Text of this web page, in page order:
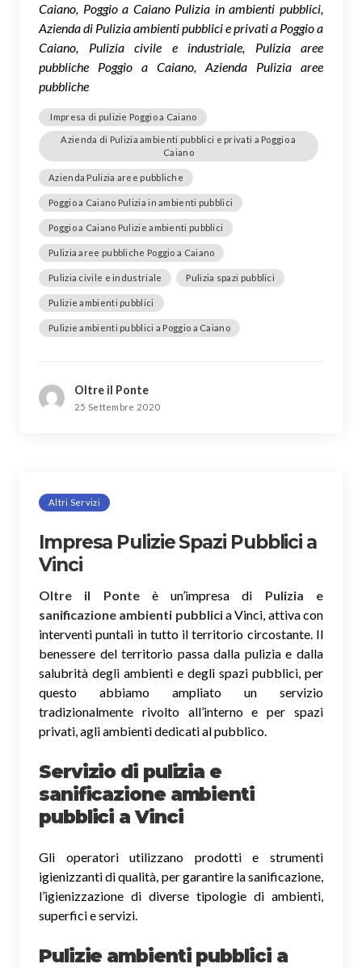
Caiano, Poggio a Caiano Pulizia in ambienti pubblici,
Azienda di Pulizia ambienti pubblici e privati a Poggio a
Caiano, Pulizia civile e industriale, Pulizia aree
pubbliche Poggio a Caiano, Azienda Pulizia aree
pubbliche
Impresa di pulizie Poggio a Caiano
Azienda di Pulizia ambienti pubblici e privati a Poggio a
Caiano
Azienda Pulizia aree pubbliche
Poggio a Caiano Pulizia in ambienti pubblici
Poggio a Caiano Pulizie ambienti pubblici
Pulizia aree pubbliche Poggio a Caiano
Pulizia civile e industriale Pulizia spazi pubblici
Pulizie ambienti pubblici
Pulizie ambienti pubblici a Poggio a Caiano
Oltre il Ponte
25 Settembre 2020
Altri Servizi
Impresa Pulizie Spazi Pubblici a
Vinci
Oltre il Ponteè un’impresa di Pulizia e
sanificazione ambienti pubblicia Vinci, attiva con
interventi puntali in tutto il territorio circostante. Il
benessere del territorio passa dalla pulizia e dalla
salubrità degli ambienti e degli spazi pubblici, per
questo abbiamo ampliato un servizio
tradizionalmente rivolto all’interno e per spazi
privati, agli ambienti dedicati al pubblico.
Servizio di pulizia e
sanificazione ambienti
pubblici a Vinci
Gli operatori utilizzano prodotti e strumenti
igienizzanti di qualità, per garantire la sanificazione,
l’igienizzazione di diverse tipologie di ambienti,
superfici e servizi.
Pulizie ambienti pubblici a